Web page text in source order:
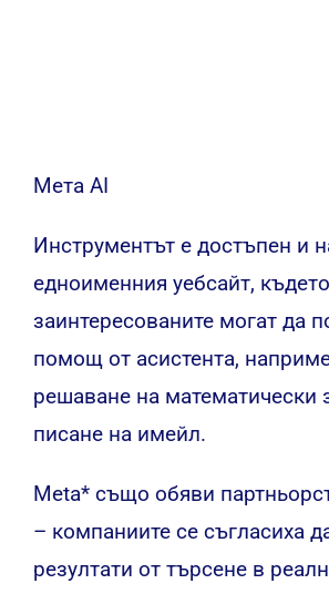
Мета AI
Инструментът е достъпен и
едноименния уебсайт, където
помощ от асистента,
решаване на математически
писане на имейл.